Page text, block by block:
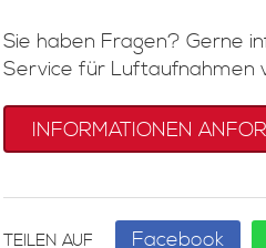
Sie haben Fragen? Gerne
Service für Luftaufnahmen
INFORMATIONEN
TEILEN AUF Facebook